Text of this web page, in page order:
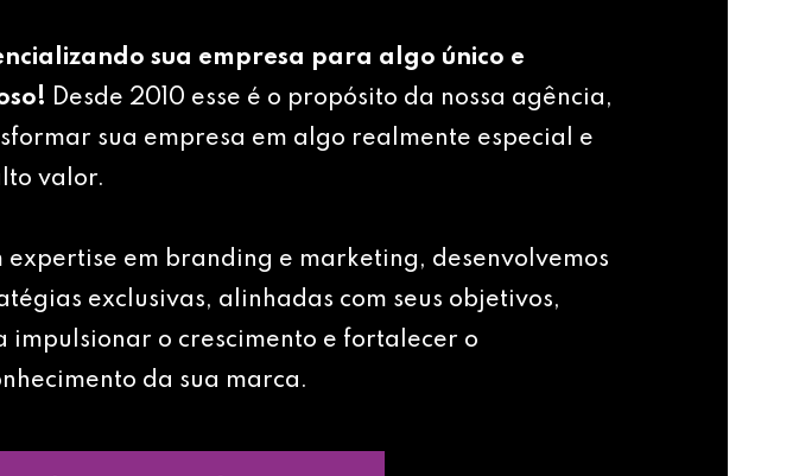
sua empresa para algo único e
Desde 2010 esse é o propósito da nossa agência,
sua empresa em algo realmente especial e
valor.
expertise em branding e marketing, desenvolvemos
exclusivas, alinhadas com seus objetivos,
impulsionar o crescimento e fortalecer o
da sua marca.